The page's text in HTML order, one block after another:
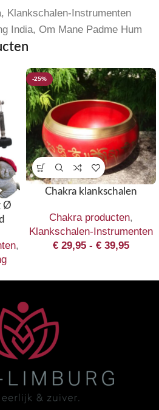
, Klankschalen-Instrumenten
India, Om Mane Padme Hum
Ø
,
-25%
Chakra klankschalen
Chakra producten,
Klankschalen-Instrumenten
€ 29,95 - € 39,95